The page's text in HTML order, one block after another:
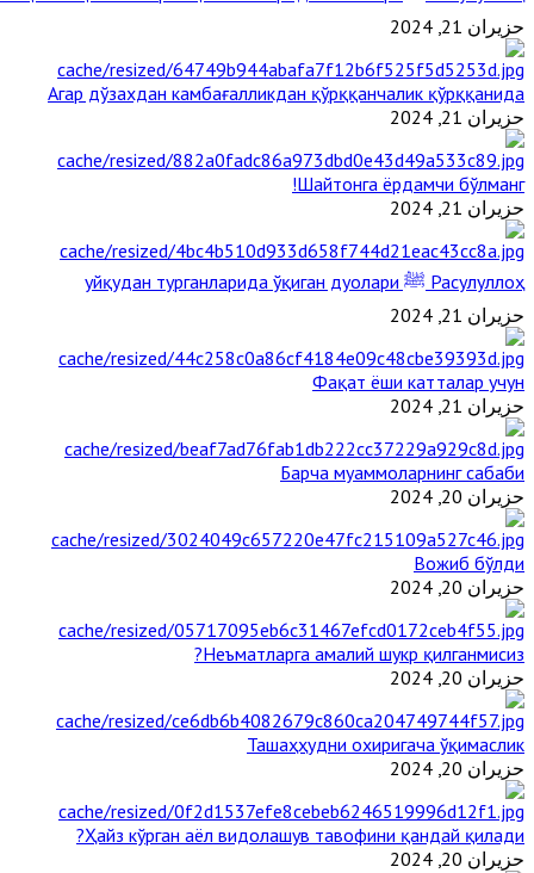
حزيران 21, 2024
Агар дўзахдан камбағалликдан қўрққанчалик қўрққанида
حزيران 21, 2024
Шайтонга ёрдамчи бўлманг!
حزيران 21, 2024
Расулуллоҳ ﷺ уйқудан турганларида ўқиган дуолари
حزيران 21, 2024
Фақат ёши катталар учун
حزيران 21, 2024
Барча муаммоларнинг сабаби
حزيران 20, 2024
Вожиб бўлди
حزيران 20, 2024
Неъматларга амалий шукр қилганмисиз?
حزيران 20, 2024
Ташаҳҳудни охиригача ўқимаслик
حزيران 20, 2024
Ҳайз кўрган аёл видолашув тавофини қандай қилади?
حزيران 20, 2024